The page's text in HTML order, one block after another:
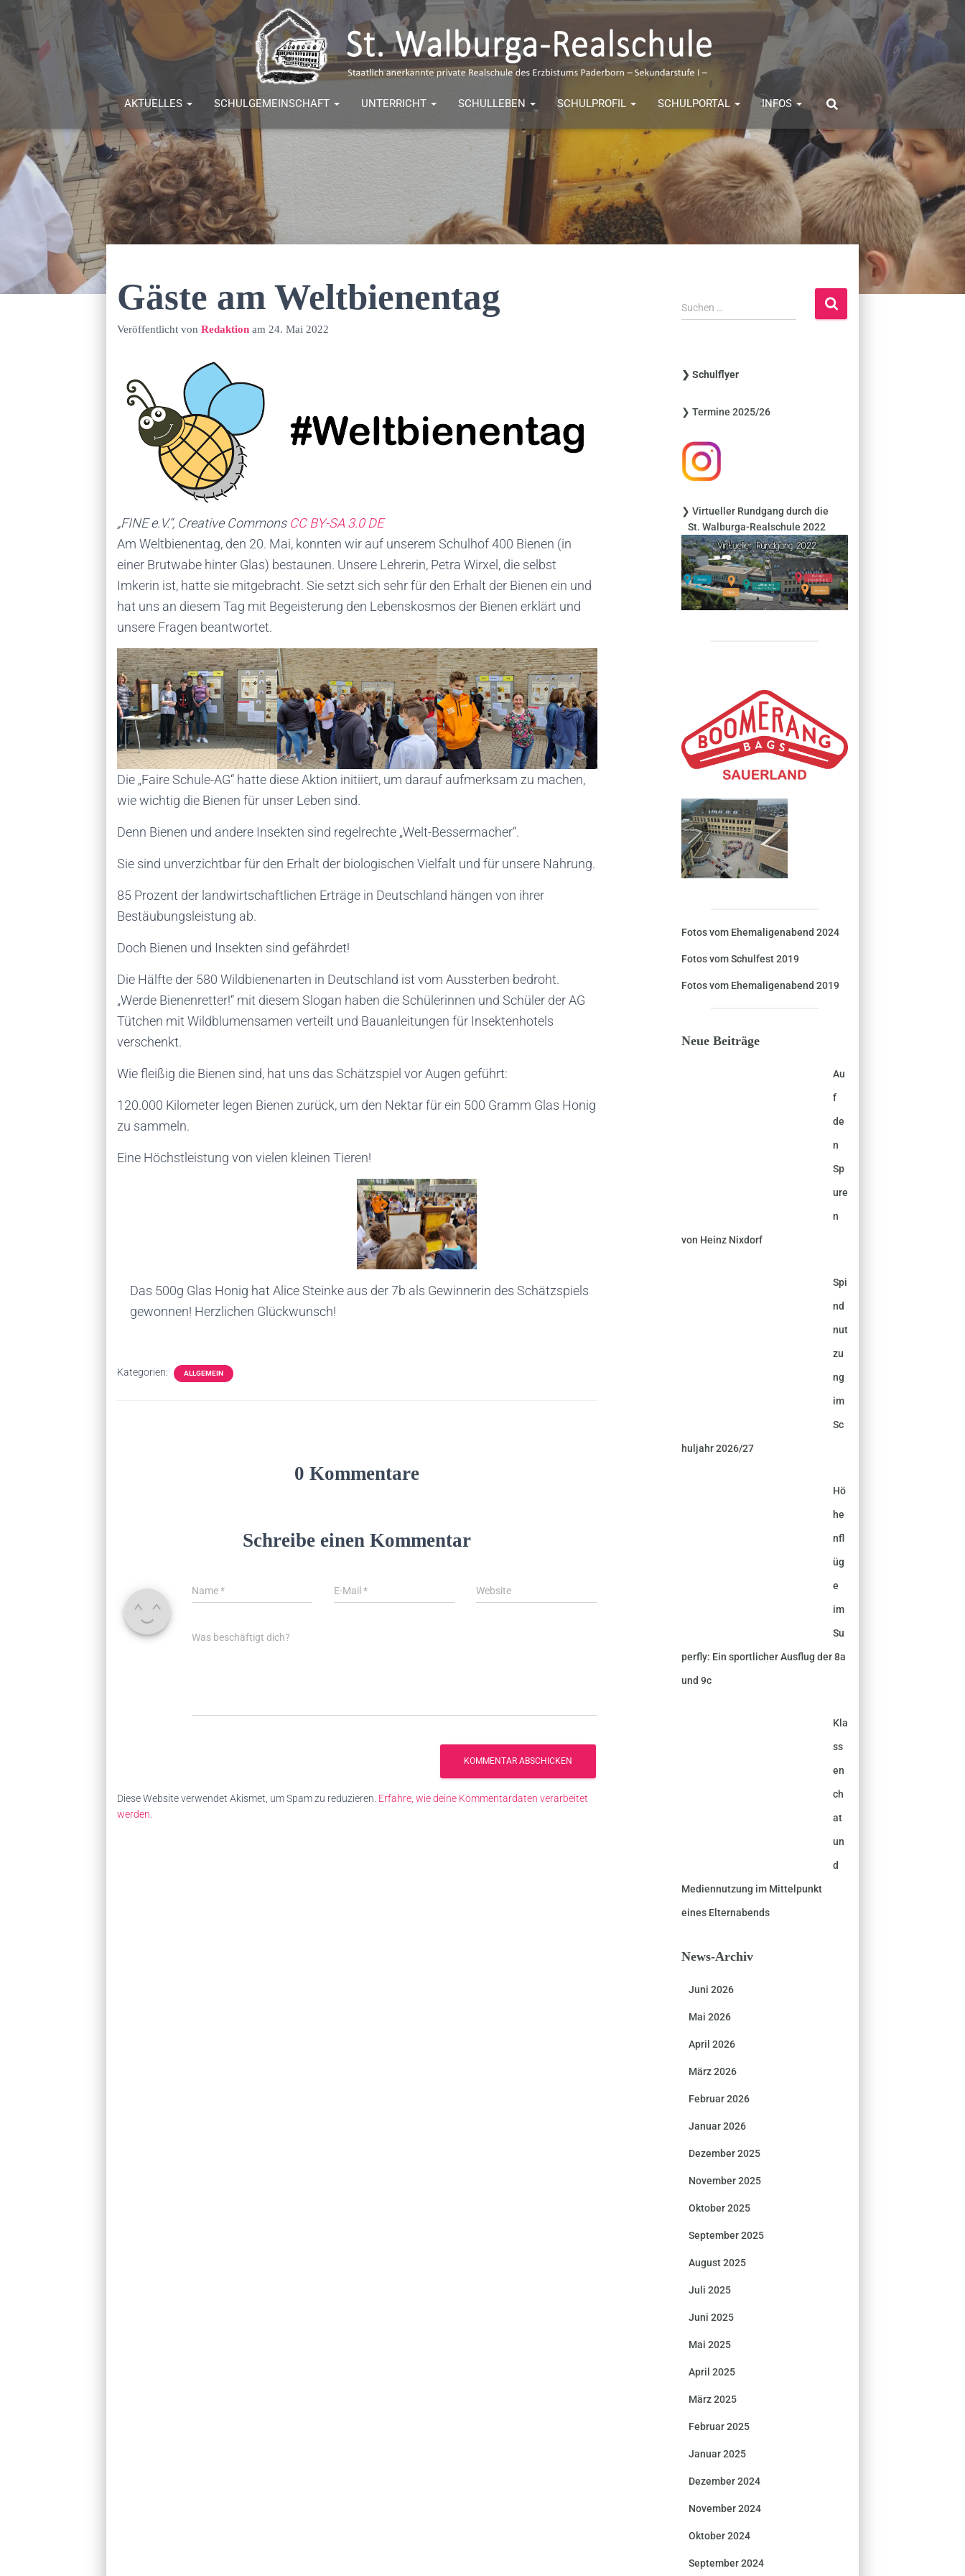
AKTUELLES SCHULGEMEINSCHAFT UNTERRICHT SCHULLEBEN SCHULPROFIL SCHULPORTAL INFOS
Gäste am Weltbienentag
Veröffentlicht von Redaktionam 24. Mai 2022
„FINE e.V.“, Creative Commons CC BY-SA 3.0 DE
Am Weltbienentag, den 20. Mai, konnten wir auf unserem Schulhof 400 Bienen (in
einer Brutwabe hinter Glas) bestaunen. Unsere Lehrerin, Petra Wirxel, die selbst
Imkerin ist, hatte sie mitgebracht. Sie setzt sich sehr für den Erhalt der Bienen ein und
hat uns an diesem Tag mit Begeisterung den Lebenskosmos der Bienen erklärt und
unsere Fragen beantwortet.
Die „Faire Schule-AG“ hatte diese Aktion initiiert, um darauf aufmerksam zu machen,
wie wichtig die Bienen für unser Leben sind.
Denn Bienen und andere Insekten sind regelrechte „Welt-Bessermacher“.
Sie sind unverzichtbar für den Erhalt der biologischen Vielfalt und für unsere Nahrung.
85 Prozent der landwirtschaftlichen Erträge in Deutschland hängen von ihrer
Bestäubungsleistung ab.
Doch Bienen und Insekten sind gefährdet!
Die Hälfte der 580 Wildbienenarten in Deutschland ist vom Aussterben bedroht.
„Werde Bienenretter!“ mit diesem Slogan haben die Schülerinnen und Schüler der AG
Tütchen mit Wildblumensamen verteilt und Bauanleitungen für Insektenhotels
verschenkt.
Wie fleißig die Bienen sind, hat uns das Schätzspiel vor Augen geführt:
120.000 Kilometer legen Bienen zurück, um den Nektar für ein 500 Gramm Glas Honig
zu sammeln.
Eine Höchstleistung von vielen kleinen Tieren!
Das 500g Glas Honig hat Alice Steinke aus der 7b als Gewinnerin des Schätzspiels
gewonnen! Herzlichen Glückwunsch!
Kategorien: ALLGEMEIN
0 Kommentare
Schreibe einen Kommentar
Name* E-Mail * Website
Was beschäftigt dich?
Diese Website verwendet Akismet, um Spam zu reduzieren. Erfahre, wie deine Kommentardaten verarbeitet
werden.
S
u
n
a
h
:
Suchen …
❯ Schulflyer
❯ Termine 2025/26
❯ Virtueller Rundgang durch die
St. Walburga-Realschule 2022
Fotos vom Ehemaligenabend 2024
Fotos vom Schulfest 2019
Fotos vom Ehemaligenabend 2019
Neue Beiträge
Au
f
de
n
Sp
ure
n
von Heinz Nixdorf
Spi
nd
nut
zu
ng
im
Sc
huljahr 2026/27
Hö
he
nfl
üg
e
im
Su
perfly: Ein sportlicher Ausflug der 8a
und 9c
Kla
ss
en
ch
at
un
d
Mediennutzung im Mittelpunkt
eines Elternabends
News-Archiv
Juni 2026
Mai 2026
April 2026
März 2026
Februar 2026
Januar 2026
Dezember 2025
November 2025
Oktober 2025
September 2025
August 2025
Juli 2025
Juni 2025
Mai 2025
April 2025
März 2025
Februar 2025
Januar 2025
Dezember 2024
November 2024
Oktober 2024
September 2024